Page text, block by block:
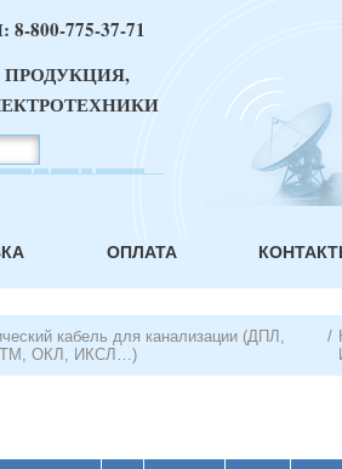
8-800-775-37-71
ОПЛАТА
кабель для канализации (ДПЛ,
ОКЛ, ИКСЛ…)
/